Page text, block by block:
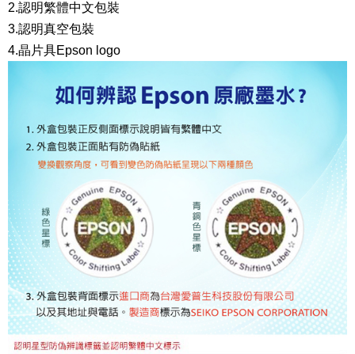
2.認明繁體中文包裝
3.認明真空包裝
4.晶片具Epson logo